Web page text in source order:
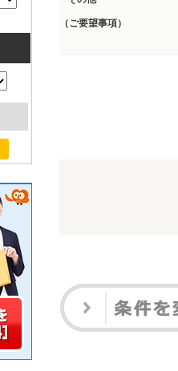
（ご要望事項）